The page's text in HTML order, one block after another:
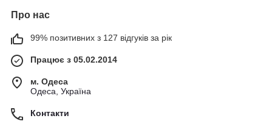
Про нас
99% позитивних з 127 відгуків за рік
Працює з 05.02.2014
м. Одеса
Одеса, Україна
Контакти